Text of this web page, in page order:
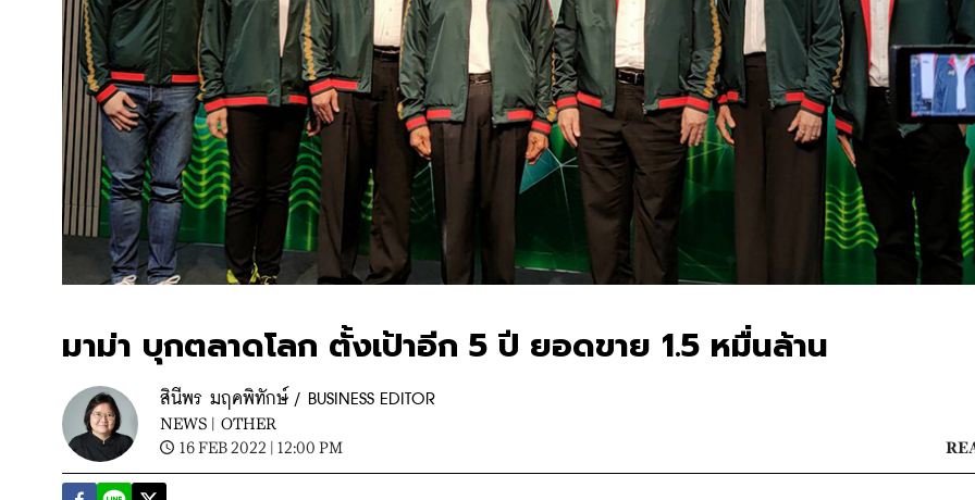
มาม่า บุกตลาดโลก ตั้งเป้าอีก 5 ปี ยอดขาย 1.5 หมื่นล้าน
สินีพร มฤคพิทักษ์ / BUSINESS EDITOR
NEWS | OTHER
16 FEB 2022 | 12:00 PM